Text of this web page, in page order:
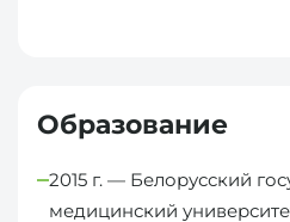
Образование
2015 г. — Белорусский
медицинский